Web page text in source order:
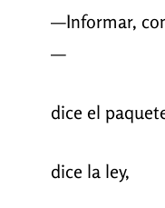
—Informar,
—
dice el
dice la ley,